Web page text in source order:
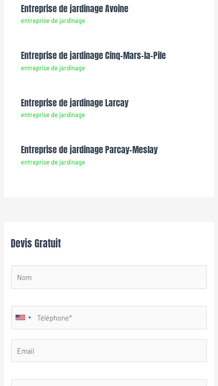
Entreprise de jardinage Avoine
entreprise de jardinage
Entreprise de jardinage Cinq-Mars-la-Pile
entreprise de jardinage
Entreprise de jardinage Larcay
entreprise de jardinage
Entreprise de jardinage Parcay-Meslay
entreprise de jardinage
Devis Gratuit